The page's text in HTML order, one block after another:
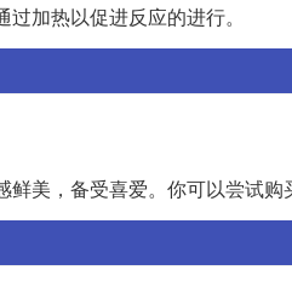
加热以促进反应的进行。
美，备受喜爱。你可以尝试购